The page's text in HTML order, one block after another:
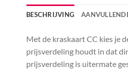
BESCHRIJVING
Met de kraskaart CC kies je
prijsverdeling houdt in dat
prijsverdeling is uitermate